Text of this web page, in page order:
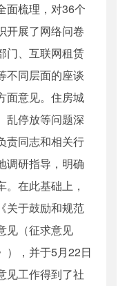
面梳理，对36个
开展了网络问卷
门、互联网租赁
不同层面的座谈
面意见。住房城
乱停放等问题深
责同志和相关行
调研指导，明确
在此基础上，
关于鼓励和规范
见（征求意见
），并于5月22日
见工作得到了社